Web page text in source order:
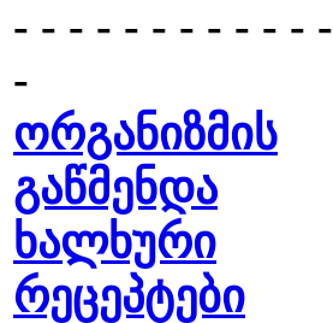
- - - - - - - - - - - -
-
ორგანიზმის
გაწმენდა
ხალხური
რეცეპტები